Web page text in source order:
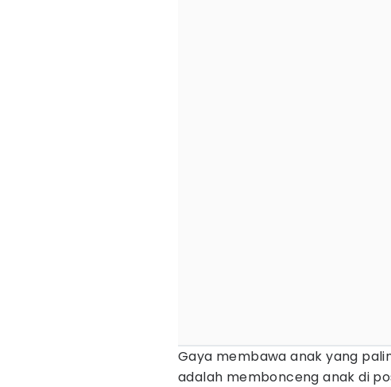
Gaya membawa anak yang
adalah membonceng anak di